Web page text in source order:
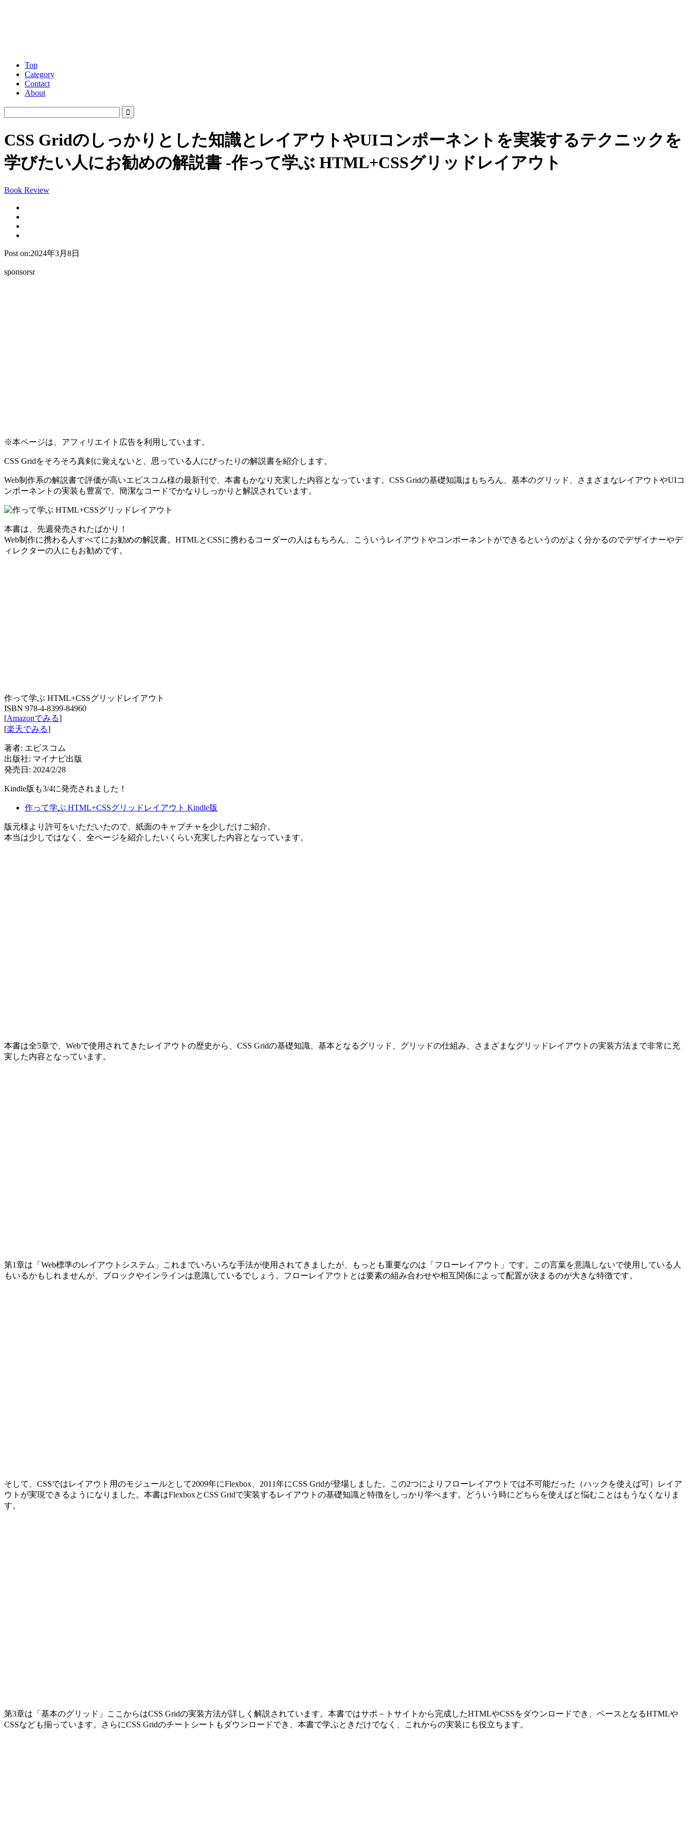
Top
Category
Contact
About
CSS Gridのしっかりとした知識とレイアウトやUIコンポーネントを実装するテクニックを
学びたい人にお勧めの解説書 -作って学ぶ HTML+CSSグリッドレイアウト
Book Review
Post on:2024年3月8日
sponsorsr
※本ページは、アフィリエイト広告を利用しています。
CSS Gridをそろそろ真剣に覚えないと、思っている人にぴったりの解説書を紹介します。
Web制作系の解説書で評価が高いエビスコム様の最新刊で、本書もかなり充実した内容となっています。CSS Gridの基礎知識はもちろん、基本のグリッド、さまざまなレイアウトやUIコ
ンポーネントの実装も豊富で、簡潔なコードでかなりしっかりと解説されています。
本書は、先週発売されたばかり！
Web制作に携わる人すべてにお勧めの解説書。HTMLとCSSに携わるコーダーの人はもちろん、こういうレイアウトやコンポーネントができるというのがよく分かるのでデザイナーやデ
ィレクターの人にもお勧めです。
作って学ぶ HTML+CSSグリッドレイアウト
ISBN 978-4-8399-84960
[Amazonでみる]
[楽天でみる]
著者: エビスコム
出版社: マイナビ出版
発売日: 2024/2/28
Kindle版も3/4に発売されました！
作って学ぶ HTML+CSSグリッドレイアウト Kindle版
版元様より許可をいただいたので、紙面のキャプチャを少しだけご紹介。
本当は少しではなく、全ページを紹介したいくらい充実した内容となっています。
本書は全5章で、Webで使用されてきたレイアウトの歴史から、CSS Gridの基礎知識、基本となるグリッド、グリッドの仕組み、さまざまなグリッドレイアウトの実装方法まで非常に充
実した内容となっています。
第1章は「Web標準のレイアウトシステム」これまでいろいろな手法が使用されてきましたが、もっとも重要なのは「フローレイアウト」です。この言葉を意識しないで使用している人
もいるかもしれませんが、ブロックやインラインは意識しているでしょう。フローレイアウトとは要素の組み合わせや相互関係によって配置が決まるのが大きな特徴です。
そして、CSSではレイアウト用のモジュールとして2009年にFlexbox、2011年にCSS Gridが登場しました。この2つによりフローレイアウトでは不可能だった（ハックを使えば可）レイア
ウトが実現できるようになりました。本書はFlexboxとCSS Gridで実装するレイアウトの基礎知識と特徴をしっかり学べます。どういう時にどちらを使えばと悩むことはもうなくなりま
す。
第3章は「基本のグリッド」ここからはCSS Gridの実装方法が詳しく解説されています。本書ではサポ－トサイトから完成したHTMLやCSSをダウンロードでき、ベースとなるHTMLや
CSSなども揃っています。さらにCSS Gridのチートシートもダウンロードでき、本書で学ぶときだけでなく、これからの実装にも役立ちます。